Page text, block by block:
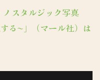
スタルジック写真
る〜」（マール社）は